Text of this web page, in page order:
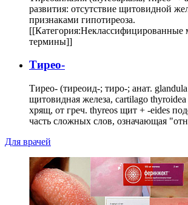
развития: отсутствие щитовидной
признаками гипотиреоза.
[[Категория:Неклассифицированные
термины]]
Тирео-
Тирео- (тиреоид-; тиро-; анат.
щитовидная железа, cartilago
хрящ, от греч. thyreos щит + -eides
часть сложных слов, означающая
Для врачей